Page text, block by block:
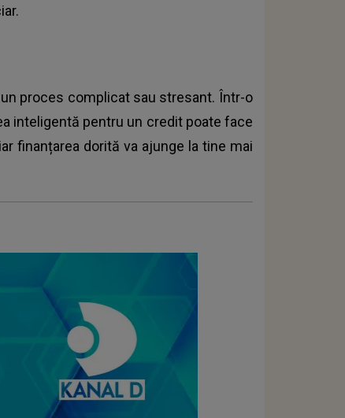
proces complicat sau stresant. Într-o
inteligentă pentru un credit poate face
finanțarea dorită va ajunge la tine mai